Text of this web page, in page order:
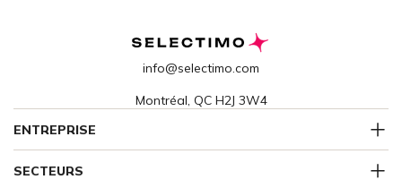
info@selectimo.com
Montréal, QC H2J 3W4
ENTREPRISE
SECTEURS